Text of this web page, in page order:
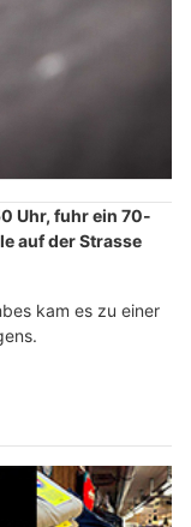
Uhr, fuhr ein 70-
auf der Strasse
kam es zu einer